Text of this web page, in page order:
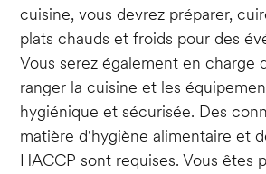
cuisine, vous devrez préparer,
plats chauds et froids pour des
Vous serez également en charge
ranger la cuisine et les
hygiénique et sécurisée. Des
matière d'hygiène alimentaire et
HACCP sont requises. Vous êtes